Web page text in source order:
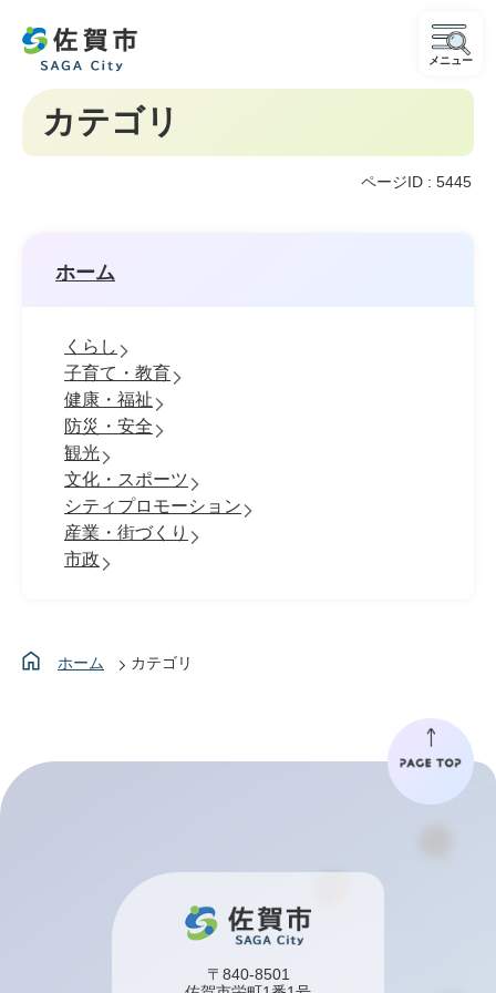
メニュー
カテゴリ
ページID : 5445
ホーム
くらし
子育て・教育
健康・福祉
防災・安全
観光
文化・スポーツ
シティプロモーション
産業・街づくり
市政
ホーム カテゴリ
〒840-8501